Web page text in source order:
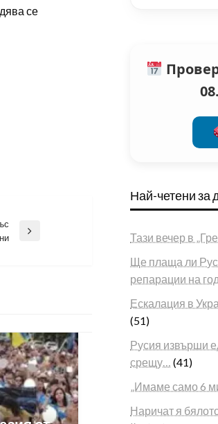
се
Най-четени за
Тази вечер в
Ще плаща ли
репарации на
Ескалация в
(51)
Русия извърши
срещу…
(41)
„Имаме само 6
Наричат я